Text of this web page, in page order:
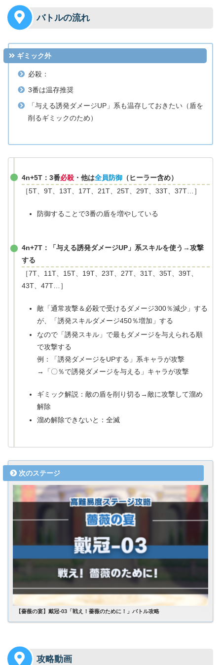
バトルの流れ
ギミック外
必殺：
3番は温存推奨
「与える誘発ダメージUP」系も温存しておきたい（盾を
削るギミックのため）
4n+5T：3番必殺 ・他は全員防御 （ヒーラー含め）
［5T、9T、13T、17T、21T、25T、29T、33T、37T…］
防御することで3番の盾を増やしている
4n+7T：「与える誘発ダメージUP」系スキルを使う→攻撃
する
［7T、11T、15T、19T、23T、27T、31T、35T、39T、
43T、47T…］
敵「通常攻撃＆必殺で受けるダメージ300％減少」する
が、「誘発スキルダメージ450％増加」する
なので「誘発スキル」で最もダメージを与えられる順
で攻撃する
例：「誘発ダメージをUPする」系キャラが攻撃
→「〇％で誘発ダメージを与える」キャラが攻撃
ギミック解説：敵の盾を削り切る→敵に攻撃して溜め
解除
溜め解除できないと：全滅
【薔薇の宴】戴冠-03「戦え！薔薇のために！」バトル攻略
攻略動画